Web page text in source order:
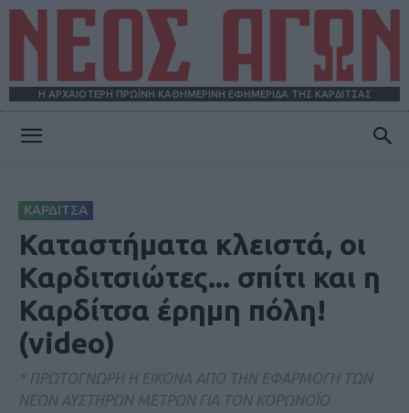
Η ΑΡΧΑΙΟΤΕΡΗ ΠΡΩΪΝΗ ΚΑΘΗΜΕΡΙΝΗ ΕΦΗΜΕΡΙΔΑ ΤΗΣ ΚΑΡΔΙΤΣΑΣ
ΚΑΡΔΙΤΣΑ
Καταστήματα κλειστά, οι
Καρδιτσιώτες... σπίτι και η
Καρδίτσα έρημη πόλη!
(video)
* ΠΡΩΤΟΓΝΩΡΗ Η ΕΙΚΟΝΑ ΑΠΟ ΤΗΝ ΕΦΑΡΜΟΓΗ ΤΩΝ
ΝΕΩΝ ΑΥΣΤΗΡΩΝ ΜΕΤΡΩΝ ΓΙΑ ΤΟΝ ΚΟΡΩΝΟΪΟ